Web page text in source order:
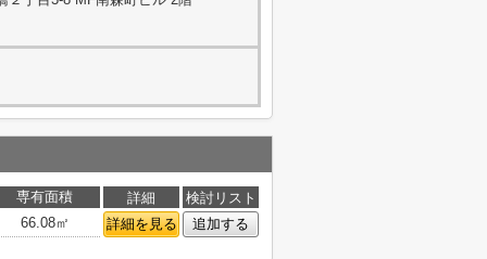
専有面積 詳細
検討リスト
66.08㎡
詳細を見る 追加する